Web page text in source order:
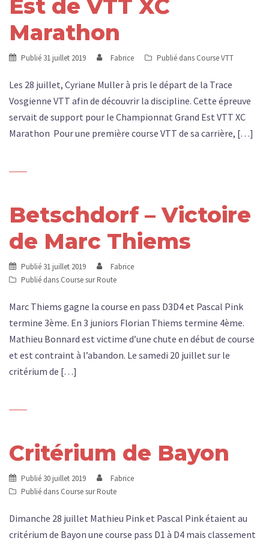
Est de VTT XC
Marathon​
Publié 31 juillet 2019 Fabrice Publié dans Course VTT
Les 28 juillet, Cyriane Muller à pris le départ de la Trace
Vosgienne VTT afin de découvrir la discipline. Cette épreuve
servait de support pour le Championnat Grand Est VTT XC
Marathon Pour une première course VTT de sa carrière, […]
Betschdorf – Victoire
de Marc Thiems
Publié 31 juillet 2019
Fabrice
Publié dans Course sur Route
Marc Thiems gagne la course en pass D3D4 et Pascal Pink
termine 3ème. En 3 juniors Florian Thiems termine 4ème.
Mathieu Bonnard est victime d’une chute en début de course
et est contraint à l’abandon. Le samedi 20 juillet sur le
critérium de […]
Critérium de Bayon
Publié 30 juillet 2019
Fabrice
Publié dans Course sur Route
Dimanche 28 juillet Mathieu Pink et Pascal Pink étaient au
critérium de Bayon une course pass D1 à D4 mais classement